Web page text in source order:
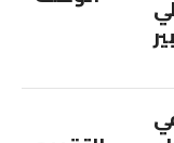
مللي